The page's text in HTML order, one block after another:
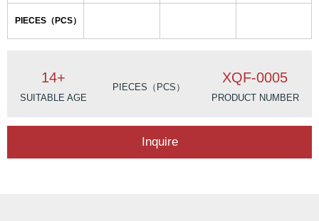
PIECES（PCS）
14+
SUITABLE AGE
PIECES（PCS）
XQF-0005
PRODUCT NUMBER
Inquire